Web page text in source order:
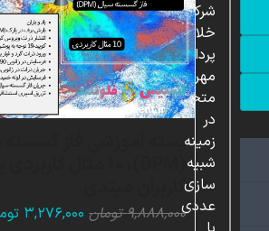
بسته آموزشی فاز گسسته
کاربران مبتدی
۹,۸۸۸,۰۰۰ تومان قیمت
۳,۲۷۶,۰۰۰
شرکت
خلاق
پردازشگران
مهر،
متخصص
در
زمینه
شبیه
سازی
عددی